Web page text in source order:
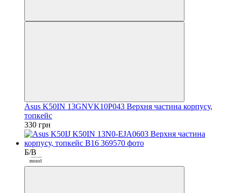
Asus K50IN 13GNVK10P043 Верхня частина корпусу,
топкейс
330 грн
Б/ВПокупка
частинами від
monobank